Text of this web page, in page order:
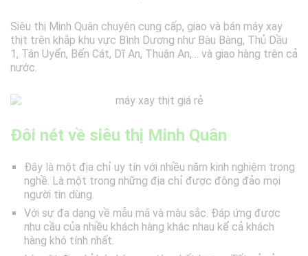
Siêu thị Minh Quân chuyên cung cấp, giao và bán máy xay
thịt trên khắp khu vực Bình Dương như Bàu Bàng, Thủ Dầu
1, Tân Uyển, Bến Cát, Dĩ An, Thuận An,… và giao hàng trên cả
nước.
Đôi nét về siêu thị Minh Quân
Đây là một địa chỉ uy tín với nhiều năm kinh nghiệm trong
nghề. Là một trong những địa chỉ được đông đảo mọi
người tin dùng.
Với sự đa dạng về mẫu mã và màu sắc. Đáp ứng được
nhu cầu của nhiều khách hàng khác nhau kể cả khách
hàng khó tính nhất.